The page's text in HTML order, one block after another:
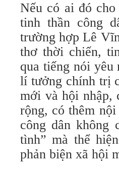
Nếu có ai đó
tinh thần công
trường hợp Lê
thơ thời chiến,
qua tiếng nói
lí tưởng chính trị
mới và hội nhập,
rộng, có thêm
công dân không
tình” mà thể
phản biện xã hội